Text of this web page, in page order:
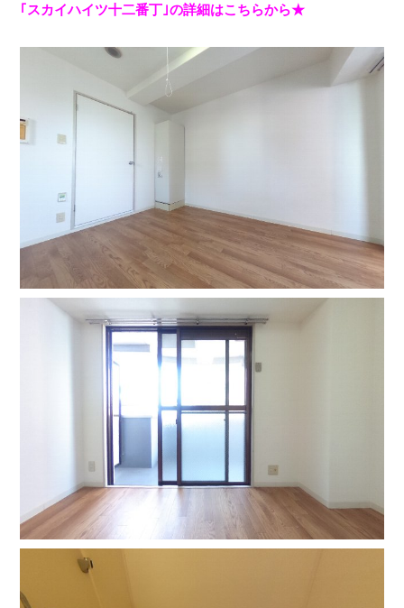
｢スカイハイツ十二番丁｣の詳細はこちらから★